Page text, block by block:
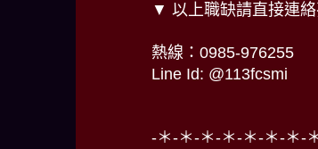
▼ 以上職缺請直接連
熱線：0985-976255
Line Id: @113fcsmi
-＊-＊-＊-＊-＊-＊-＊-